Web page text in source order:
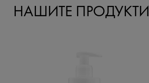
НАШИТЕ ПРОДУКТИ